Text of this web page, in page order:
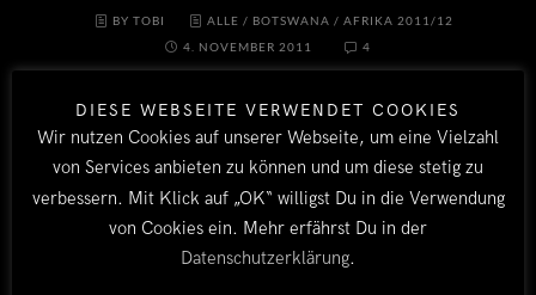
BY TOBI ALLE / BOTSWANA /AFRIKA 2011/12
4. NOVEMBER 2011
4
DIESE WEBSEITE VERWENDET COOKIES
Wir nutzen Cookies auf unserer Webseite, um eine Vielzahl
von Services anbieten zu können und um diese stetig zu
verbessern. Mit Klick auf „OK“ willigst Du in die Verwendung
von Cookies ein. Mehr erfährst Du in der
Datenschutzerklärung.